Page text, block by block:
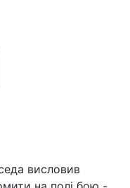
висловив